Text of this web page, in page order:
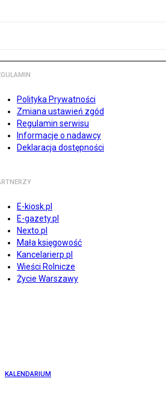
Polityka Prywatności
Zmiana ustawień zgód
Regulamin serwisu
Informacje o nadawcy
Deklaracja dostępności
E-kiosk.pl
E-gazety.pl
Nexto.pl
Mała księgowość
Kancelarierp.pl
Wieści Rolnicze
Życie Warszawy
KALENDARIUM